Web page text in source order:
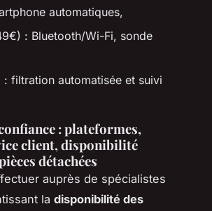
automatiques,
: Bluetooth/Wi-Fi, sonde
: filtration automatisée et suivi
: plateformes,
client, disponibilité
détachées
auprès de spécialistes
la disponibilité des